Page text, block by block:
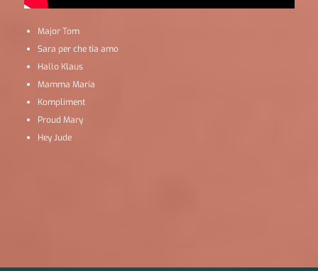
Major Tom
Sara per che tia amo
Hallo Klaus
Mamma Maria
Kompliment
Proud Mary
Hey Jude